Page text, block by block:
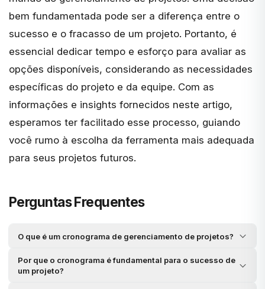
bem fundamentada pode ser a diferença entre o
sucesso e o fracasso de um projeto. Portanto, é
essencial dedicar tempo e esforço para avaliar as
opções disponíveis, considerando as necessidades
específicas do projeto e da equipe. Com as
informações e insights fornecidos neste artigo,
esperamos ter facilitado esse processo, guiando
você rumo à escolha da ferramenta mais adequada
para seus projetos futuros.
Perguntas Frequentes
O que é um cronograma de gerenciamento de projetos?
Por que o cronograma é fundamental para o sucesso de
um projeto?